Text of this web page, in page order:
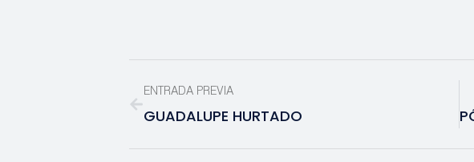
ENTRADA PREVIA
GUADALUPE HURTADO